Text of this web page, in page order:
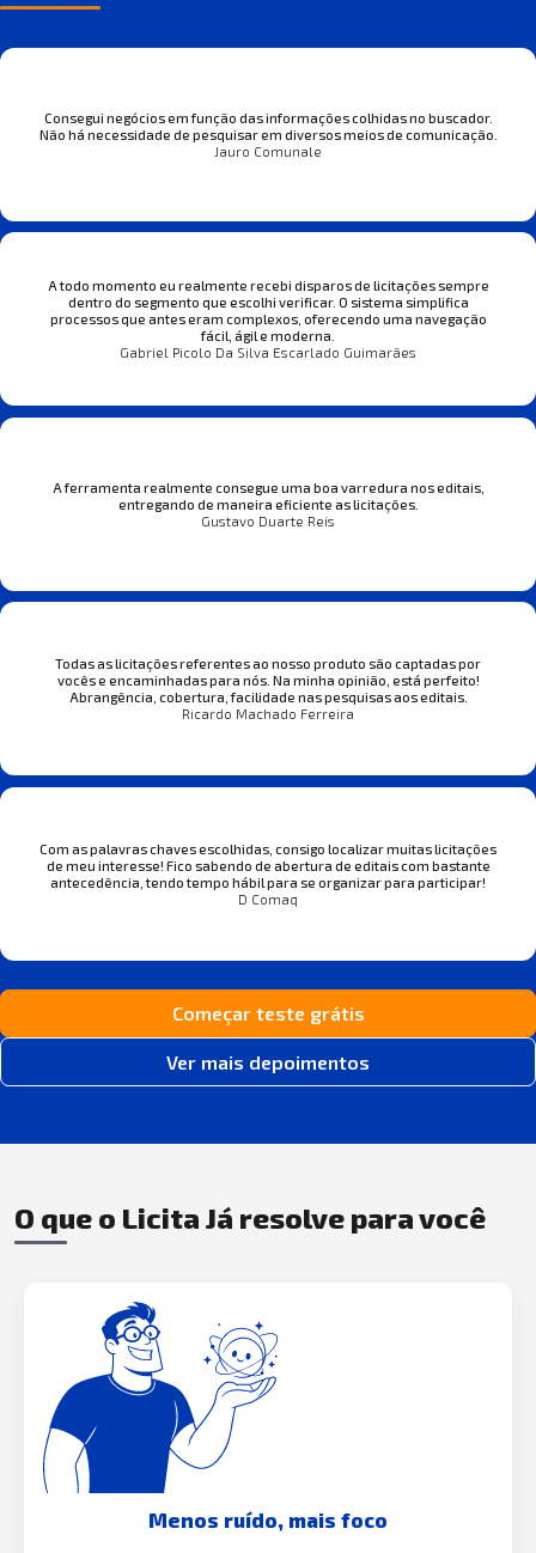
Consegui negócios em função das informações colhidas no buscador.
Não há necessidade de pesquisar em diversos meios de comunicação.
Jauro Comunale
A todo momento eu realmente recebi disparos de licitações sempre
dentro do segmento que escolhi verificar. O sistema simplifica
processos que antes eram complexos, oferecendo uma navegação
fácil, ágil e moderna.
Gabriel Picolo Da Silva Escarlado Guimarães
A ferramenta realmente consegue uma boa varredura nos editais,
entregando de maneira eficiente as licitações.
Gustavo Duarte Reis
Todas as licitações referentes ao nosso produto são captadas por
vocês e encaminhadas para nós. Na minha opinião, está perfeito!
Abrangência, cobertura, facilidade nas pesquisas aos editais.
Ricardo Machado Ferreira
Com as palavras chaves escolhidas, consigo localizar muitas licitações
de meu interesse! Fico sabendo de abertura de editais com bastante
antecedência, tendo tempo hábil para se organizar para participar!
D Comaq
Começar teste grátis
Ver mais depoimentos
O que o Licita Já resolve para você
Menos ruído, mais foco